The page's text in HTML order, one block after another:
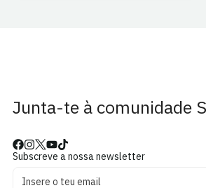
Junta-te à comunidade
Subscreve a nossa newsletter